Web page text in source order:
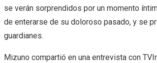
se verán sorprendidos por un momento
de enterarse de su doloroso pasado, y se
guardianes.
Mizuno compartió en una entrevista con